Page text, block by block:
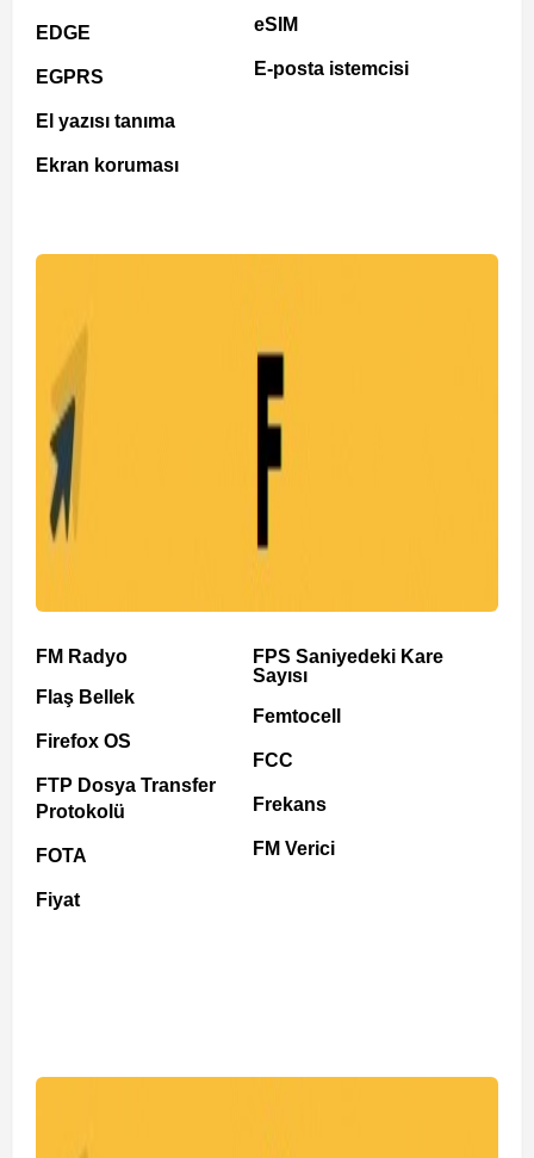
EDGE
EGPRS
El yazısı tanıma
Ekran koruması
eSIM
E-posta istemcisi
FM Radyo
Flaş Bellek
Firefox OS
FTP Dosya Transfer
Protokolü
FOTA
Fiyat
FPS Saniyedeki Kare
Sayısı
Femtocell
FCC
Frekans
FM Verici